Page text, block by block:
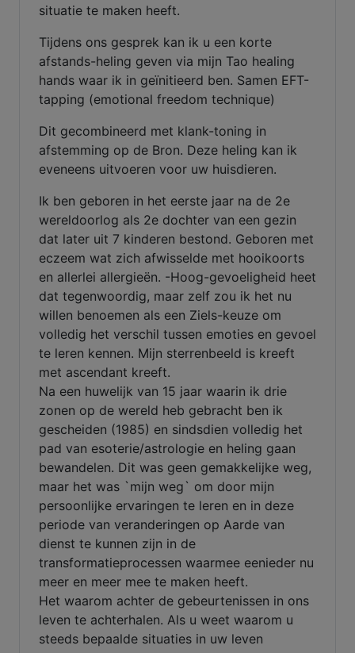
situatie te maken heeft.
Tijdens ons gesprek kan ik u een korte
afstands-heling geven via mijn Tao healing
hands waar ik in geïnitieerd ben. Samen EFT-
tapping (emotional freedom technique)
Dit gecombineerd met klank-toning in
afstemming op de Bron. Deze heling kan ik
eveneens uitvoeren voor uw huisdieren.
Ik ben geboren in het eerste jaar na de 2e
wereldoorlog als 2e dochter van een gezin
dat later uit 7 kinderen bestond. Geboren met
eczeem wat zich afwisselde met hooikoorts
en allerlei allergieën. -Hoog-gevoeligheid heet
dat tegenwoordig, maar zelf zou ik het nu
willen benoemen als een Ziels-keuze om
volledig het verschil tussen emoties en gevoel
te leren kennen. Mijn sterrenbeeld is kreeft
met ascendant kreeft.
Na een huwelijk van 15 jaar waarin ik drie
zonen op de wereld heb gebracht ben ik
gescheiden (1985) en sindsdien volledig het
pad van esoterie/astrologie en heling gaan
bewandelen. Dit was geen gemakkelijke weg,
maar het was `mijn weg` om door mijn
persoonlijke ervaringen te leren en in deze
periode van veranderingen op Aarde van
dienst te kunnen zijn in de
transformatieprocessen waarmee eenieder nu
meer en meer mee te maken heeft.
Het waarom achter de gebeurtenissen in ons
leven te achterhalen. Als u weet waarom u
steeds bepaalde situaties in uw leven